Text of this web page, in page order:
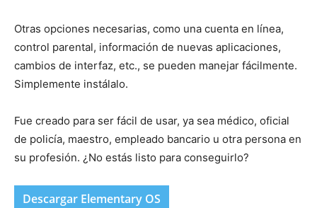
Otras opciones necesarias, como una cuenta en línea,
control parental, información de nuevas aplicaciones,
cambios de interfaz, etc., se pueden manejar fácilmente.
Simplemente instálalo.
Fue creado para ser fácil de usar, ya sea médico, oficial
de policía, maestro, empleado bancario u otra persona en
su profesión. ¿No estás listo para conseguirlo?
Descargar Elementary OS